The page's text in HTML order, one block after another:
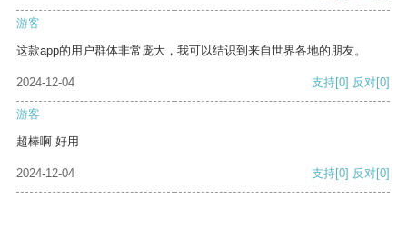
游客
这款app的用户群体非常庞大，我可以结识到来自世界各地的朋友。
2024-12-04 支持[0] 反对[0]
游客
超棒啊 好用
2024-12-04 支持[0] 反对[0]